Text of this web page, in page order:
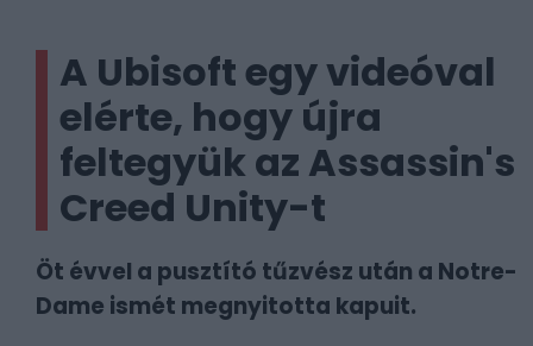
A Ubisoft egy videóval
elérte, hogy újra
feltegyük az Assassin's
Creed Unity-t
Öt évvel a pusztító tűzvész után a Notre-
Dame ismét megnyitotta kapuit.